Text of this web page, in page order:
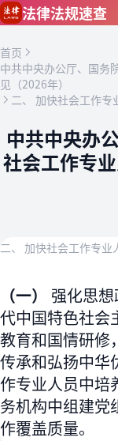
跳到主要内容
法律法规速查
首页
中共中央办公厅、国务
见（2026年）
二、 加快社会工作专
中共中央办
社会工作专
二、 加快社会工作专业
（一） 强化思
代中国特色社会
教育和国情研修
传承和弘扬中华
作专业人员中培
务机构中组建党
作覆盖质量。